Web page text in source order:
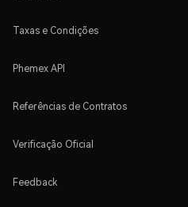
Taxas e Condições
Phemex API
Referências de Contratos
Verificação Oficial
Feedback